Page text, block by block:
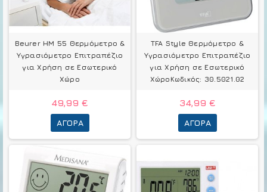
Beurer HM 55 Θερμόμετρo &
Υγρασιόμετρo Επιτραπέζιο
για Χρήση σε Εσωτερικό
Χώρο
49,99 €
ΑΓΟΡΆ
TFA Style Θερμόμετρo &
Υγρασιόμετρo Επιτραπέζιο
για Χρήση σε Εσωτερικό
ΧώροΚωδικός: 30.5021.02
34,99 €
ΑΓΟΡΆ